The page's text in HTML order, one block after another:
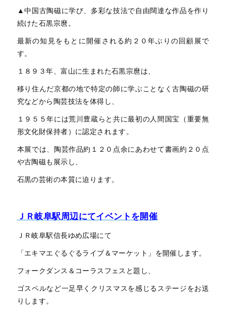
▲中国古陶磁に学び、多彩な技法で自由闊達な作品を作り
続けた石黒宗麿。
最新の知見をもとに開催される約２０年ぶりの回顧展で
す。
１８９３年、富山に生まれた石黒宗麿は、
移り住んだ京都の地で特定の師に学ぶことなく古陶磁の研
究などから陶芸技法を体得し、
１９５５年には荒川豊蔵らと共に最初の人間国宝（重要無
形文化財保持者）に認定されます。
本展では、陶芸作品約１２０点余にあわせて書画約２０点
や古陶磁も展示し、
石黒の芸術の本質に迫ります。
ＪＲ岐阜駅周辺にてイベントを開催
ＪＲ岐阜駅信長ゆめ広場にて
「エキマエぐるぐるライブ＆マーケット」を開催します。
フォークダンス＆コーラスフェスと題し、
ゴスペルなど一足早くクリスマスを感じるステージをお送
りします。